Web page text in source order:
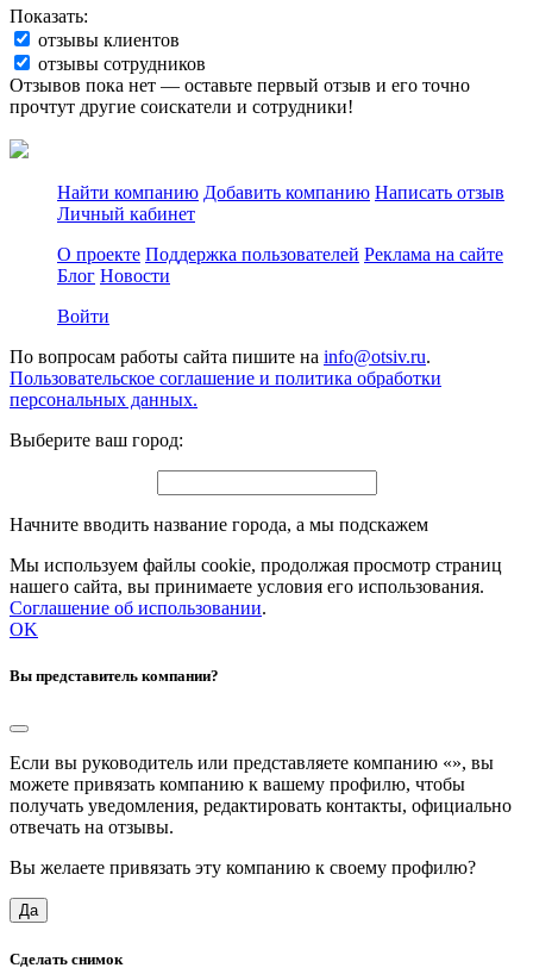
Показать:
отзывы клиентов
отзывы сотрудников
Отзывов пока нет — оставьте первый отзыв и его точно
прочтут другие соискатели и сотрудники!
Найти компанию Добавить компанию Написать отзыв
Личный кабинет
О проекте Поддержка пользователей Реклама на сайте
Блог Новости
Войти
По вопросам работы сайта пишите на info@otsiv.ru.
Пользовательское соглашение и политика обработки
персональных данных.
Выберите ваш город:
Начните вводить название города, а мы подскажем
Мы используем файлы cookie, продолжая просмотр страниц
нашего сайта, вы принимаете условия его использования.
Соглашение об использовании.
OK
Вы представитель компании?
Если вы руководитель или представляете компанию «», вы
можете привязать компанию к вашему профилю, чтобы
получать уведомления, редактировать контакты, официально
отвечать на отзывы.
Вы желаете привязать эту компанию к своему профилю?
Да
Сделать снимок